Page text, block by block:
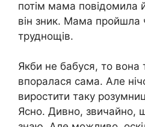
потім мама повідомила
він зник. Мама пройшла
труднощів.
Якби не бабуся, то вона
впоралася сама. Але
виростити таку
Ясно. Дивно, звичайно,